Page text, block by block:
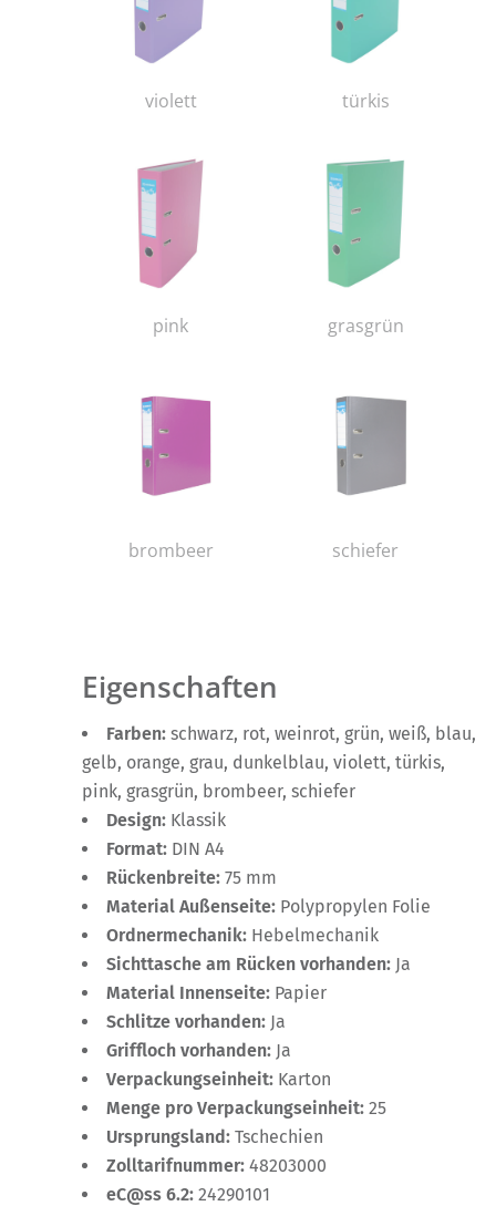
violett türkis
pink grasgrün
brombeer schiefer
Eigenschaften
Farben: schwarz, rot, weinrot, grün, weiß, blau,
gelb, orange, grau, dunkelblau, violett, türkis,
pink, grasgrün, brombeer, schiefer
Design: Klassik
Format: DIN A4
Rückenbreite: 75 mm
Material Außenseite: Polypropylen Folie
Ordnermechanik: Hebelmechanik
Sichttasche am Rücken vorhanden: Ja
Material Innenseite: Papier
Schlitze vorhanden: Ja
Griffloch vorhanden: Ja
Verpackungseinheit: Karton
Menge pro Verpackungseinheit: 25
Ursprungsland: Tschechien
Zolltarifnummer: 48203000
eC@ss 6.2: 24290101